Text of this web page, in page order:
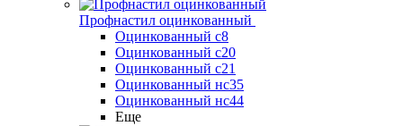
Профнастил оцинкованный
Оцинкованный с8
Оцинкованный с20
Оцинкованный с21
Оцинкованный нс35
Оцинкованный нс44
Еще